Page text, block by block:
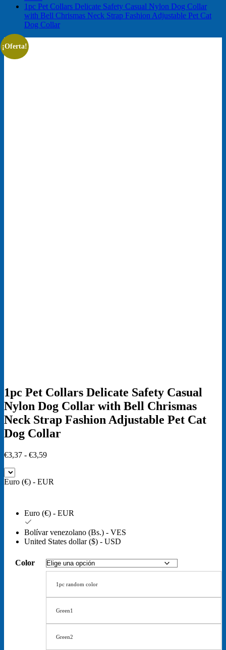
1pc Pet Collars Delicate Safety Casual Nylon Dog Collar
with Bell Chrismas Neck Strap Fashion Adjustable Pet Cat
Dog Collar
¡Oferta!
1pc Pet Collars Delicate Safety Casual
Nylon Dog Collar with Bell Chrismas
Neck Strap Fashion Adjustable Pet Cat
Dog Collar
€3,37 - €3,59Rango
desde
€3,59
Euro (€) - EUR
Euro (€) - EUR
Bolívar venezolano (Bs.) - VES
United States dollar ($) - USD
Color
1pc random color
Green1
Green2